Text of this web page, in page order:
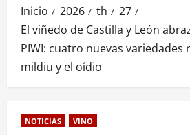
Inicio 2026 th
27
El viñedo de Castilla y León
PIWI: cuatro nuevas variedades
mildiu y el oídio
NOTICIAS VINO